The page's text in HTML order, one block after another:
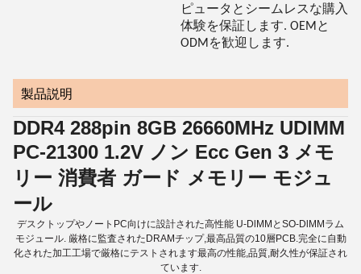
ピュータとシームレスな購入
体験を保証します. OEMと
ODMを歓迎します.
製品説明
DDR4 288pin 8GB 26660MHz UDIMM
PC-21300 1.2V ノン Ecc Gen 3 メモ
リー 消費者 ガード メモリー モジュ
ール
デスクトップやノートPC向けに設計された高性能 U-DlMMとSO-DlMMラム
モジュール. 厳格に監査されたDRAMチップ,最高品質の10層PCB.完全に自動
化された加工工場で厳格にテストされます最高の性能,品質,耐久性が保証され
ています.